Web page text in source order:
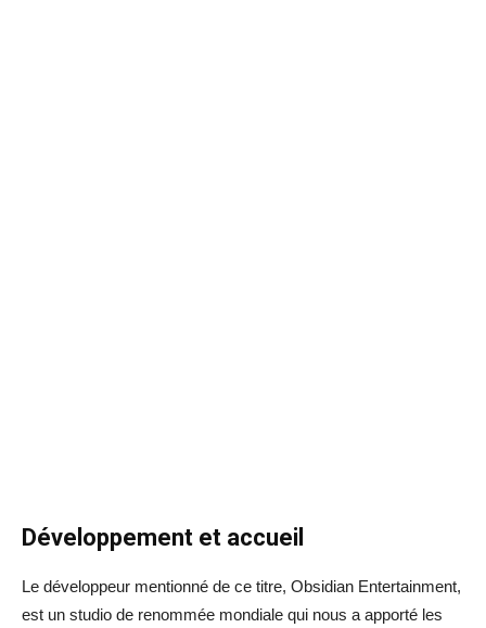
Développement et accueil
Le développeur mentionné de ce titre, Obsidian Entertainment,
est un studio de renommée mondiale qui nous a apporté les